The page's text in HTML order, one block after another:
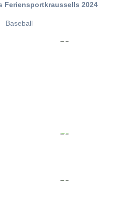
Feriensportkraussells 2024
Baseball